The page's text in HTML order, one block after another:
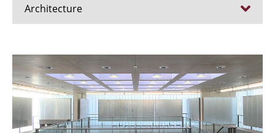
Architecture
Admission procedure 2024
Bachelor Architecture